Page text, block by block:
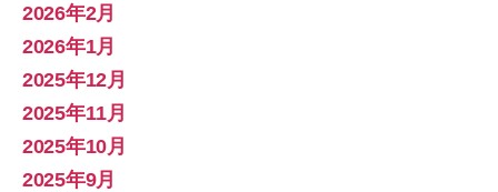
2026年2月
2026年1月
2025年12月
2025年11月
2025年10月
2025年9月